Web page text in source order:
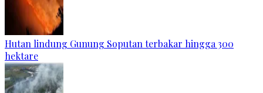
Hutan lindung Gunung Soputan terbakar hingga 300
hektare